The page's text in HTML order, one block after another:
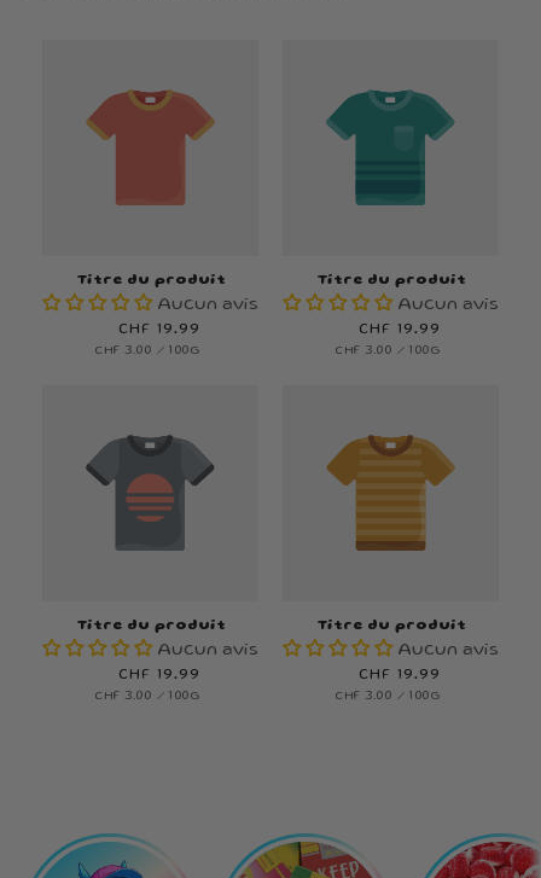
Titre du produit
Aucun avis
Prix
habituel
CHF 19.99
PRIX
CHF 3.00 / PAR
100G
Titre du produit
Aucun avis
Prix
habituel
CHF 19.99
PRIX
CHF 3.00 / PAR
100G
Titre du produit
Aucun avis
Prix
habituel
CHF 19.99
PRIX
CHF 3.00 / PAR
100G
Titre du produit
Aucun avis
Prix
habituel
CHF 19.99
PRIX
CHF 3.00 / PAR
100G